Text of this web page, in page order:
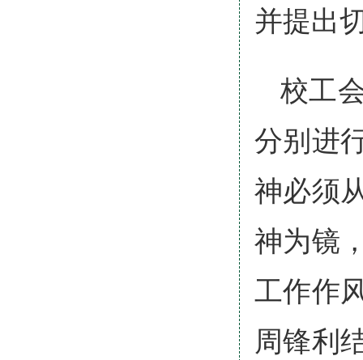
并提出
校工
分别进
神必须
神为镜
工作作
周锋利